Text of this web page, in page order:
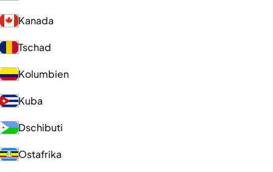
Kanada
Tschad
Kolumbien
Kuba
Dschibuti
Ostafrika